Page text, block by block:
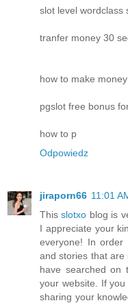
slot level wordclass
tranfer money 30
how to make
pgslot free bonus
how to p
Odpowiedz
jiraporn66 11:01
Thisslotxo blog is
I appreciate your
everyone! In order
and stories that are
have searched on
your website. If
sharing your